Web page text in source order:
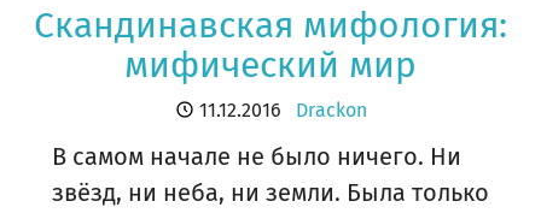
Скандинавская мифология:
мифический мир
11.12.2016 Drackon
В самом начале не было ничего. Ни
звёзд, ни неба, ни земли. Была только